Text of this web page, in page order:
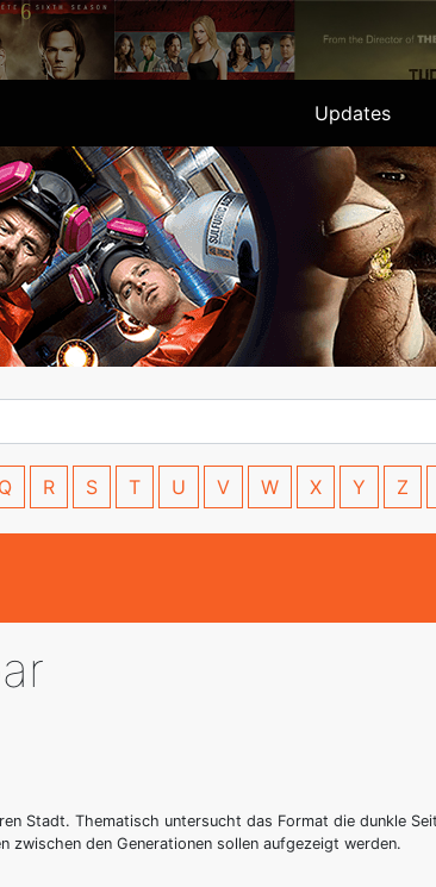
Updates
Q R S T U V W X Y Z
Stadt. Thematisch untersucht das Format die dunkle
zwischen den Generationen sollen aufgezeigt werden.